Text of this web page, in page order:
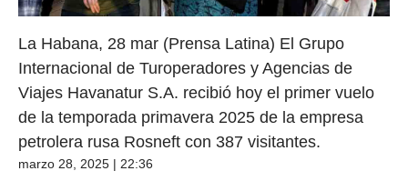
La Habana, 28 mar (Prensa Latina) El Grupo
Internacional de Turoperadores y Agencias de
Viajes Havanatur S.A. recibió hoy el primer vuelo
de la temporada primavera 2025 de la empresa
petrolera rusa Rosneft con 387 visitantes.
marzo 28, 2025 | 22:36